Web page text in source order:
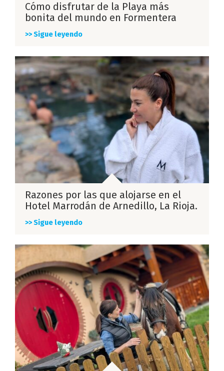
Cómo disfrutar de la Playa más
bonita del mundo en Formentera
>> Sigue leyendo
Razones por las que alojarse en el
Hotel Marrodán de Arnedillo, La Rioja.
>> Sigue leyendo